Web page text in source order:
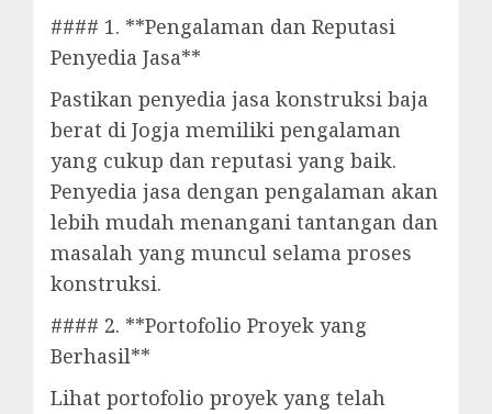
#### 1. **Pengalaman dan Reputasi
Penyedia Jasa**
Pastikan penyedia jasa konstruksi baja
berat di Jogja memiliki pengalaman
yang cukup dan reputasi yang baik.
Penyedia jasa dengan pengalaman akan
lebih mudah menangani tantangan dan
masalah yang muncul selama proses
konstruksi.
#### 2. **Portofolio Proyek yang
Berhasil**
Lihat portofolio proyek yang telah